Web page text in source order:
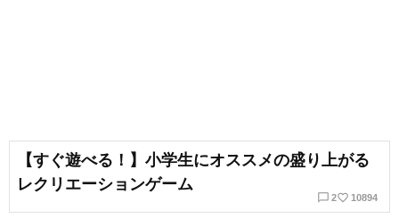
【すぐ遊べる！】小学生にオススメの盛り上がる
レクリエーションゲーム
chat_bubble_outline 2favorite_border 10894